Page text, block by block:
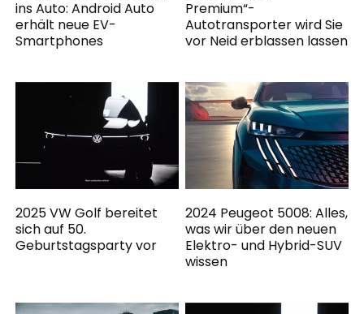
ins Auto: Android Auto
erhält neue EV-
Smartphones
Premium“-
Autotransporter wird Sie
vor Neid erblassen lassen
2025 VW Golf bereitet
sich auf 50.
Geburtstagsparty vor
2024 Peugeot 5008: Alles,
was wir über den neuen
Elektro- und Hybrid-SUV
wissen